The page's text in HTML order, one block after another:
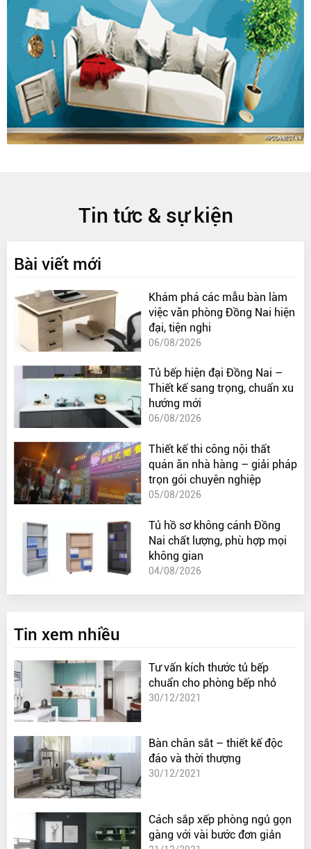
Tin tức & sự kiện
Bài viết mới
Khám phá các mẫu bàn làm
việc văn phòng Đồng Nai hiện
đại, tiện nghi
06/08/2026
Tủ bếp hiện đại Đồng Nai –
Thiết kế sang trọng, chuẩn xu
hướng mới
06/08/2026
Thiết kế thi công nội thất
quán ăn nhà hàng – giải pháp
trọn gói chuyên nghiệp
05/08/2026
Tủ hồ sơ không cánh Đồng
Nai chất lượng, phù hợp mọi
không gian
04/08/2026
Tin xem nhiều
Tư vấn kích thước tủ bếp
chuẩn cho phòng bếp nhỏ
30/12/2021
Bàn chân sắt – thiết kế độc
đáo và thời thượng
30/12/2021
Cách sắp xếp phòng ngủ gọn
gàng với vài bước đơn giản